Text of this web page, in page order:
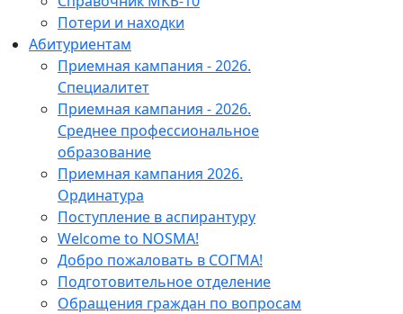
Потери и находки
Абитуриентам
Приемная кампания - 2026.
Специалитет
Приемная кампания - 2026.
Среднее профессиональное
образование
Приемная кампания 2026.
Ординатура
Поступление в аспирантуру
Welcome to NOSMA!
Добро пожаловать в СОГМА!
Подготовительное отделение
Обращения граждан по вопросам